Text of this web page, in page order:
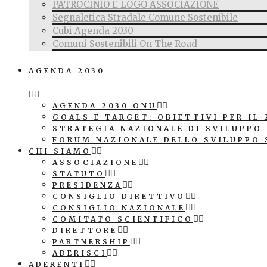
PATROCINIO E LOGO ASSOCIAZIONE
Segnaletica Stradale Comune Sostenibile
Cubi Agenda 2030
Comuni Sostenibili On The Road
AGENDA 2030
AGENDA 2030 ONU
GOALS E TARGET: OBIETTIVI PER IL
STRATEGIA NAZIONALE DI SVILUPPO
FORUM NAZIONALE DELLO SVILUPPO
CHI SIAMO
ASSOCIAZIONE
STATUTO
PRESIDENZA
CONSIGLIO DIRETTIVO
CONSIGLIO NAZIONALE
COMITATO SCIENTIFICO
DIRETTORE
PARTNERSHIP
ADERISCI
ADERENTI